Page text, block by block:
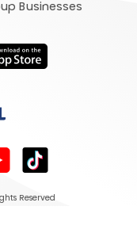
Businesses
Reserved